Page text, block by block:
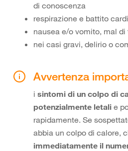
di conoscenza
respirazione e battito
nausea e/o vomito, mal di
nei casi gravi, delirio o
Avvertenza
i sintomi di un colpo di
potenzialmente letali e
rapidamente. Se
abbia un colpo di calore,
immediatamente il